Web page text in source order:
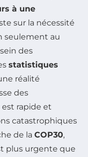
à une
sur la nécessité
seulement au
des
statistiques
réalité
des
est rapide et
catastrophiques
de la COP30,
plus urgente que